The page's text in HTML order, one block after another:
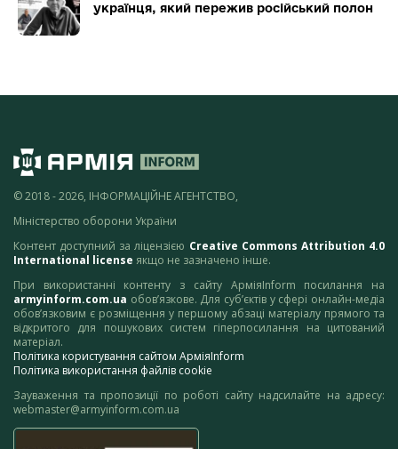
українця, який пережив російський полон
© 2018 - 2026, ІНФОРМАЦІЙНЕ АГЕНТСТВО,
Міністерство оборони України
Контент доступний за ліцензією Creative Commons Attribution 4.0
International license якщо не зазначено інше.
При використанні контенту з сайту АрміяInform посилання на
armyinform.com.ua обов’язкове. Для суб’єктів у сфері онлайн-медіа
обов’язковим є розміщення у першому абзаці матеріалу прямого та
відкритого для пошукових систем гіперпосилання на цитований
матеріал.
Політика користування сайтом АрміяInform
Політика використання файлів cookie
Зауваження та пропозиції по роботі сайту надсилайте на адресу:
webmaster@armyinform.com.ua